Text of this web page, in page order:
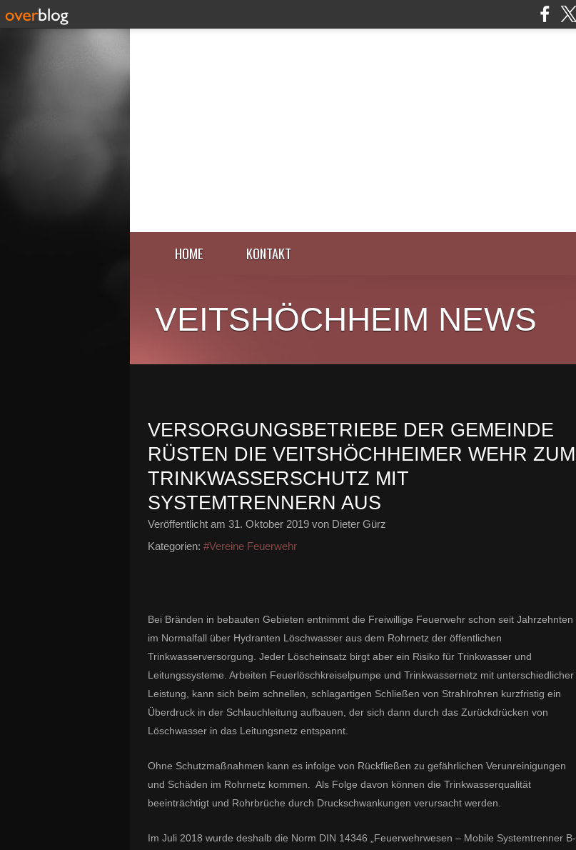
HOME KONTAKT
VEITSHÖCHHEIM NEWS
VERSORGUNGSBETRIEBE DER GEMEINDE
RÜSTEN DIE VEITSHÖCHHEIMER WEHR ZUM
TRINKWASSERSCHUTZ MIT
SYSTEMTRENNERN AUS
Veröffentlicht am 31. Oktober 2019 von Dieter Gürz
Kategorien: #Vereine Feuerwehr
Bei Bränden in bebauten Gebieten entnimmt die Freiwillige Feuerwehr schon seit Jahrzehnten
im Normalfall über Hydranten Löschwasser aus dem Rohrnetz der öffentlichen
Trinkwasserversorgung. Jeder Löscheinsatz birgt aber ein Risiko für Trinkwasser und
Leitungssysteme. Arbeiten Feuerlöschkreiselpumpe und Trinkwassernetz mit unterschiedlicher
Leistung, kann sich beim schnellen, schlagartigen Schließen von Strahlrohren kurzfristig ein
Überdruck in der Schlauchleitung aufbauen, der sich dann durch das Zurückdrücken von
Löschwasser in das Leitungsnetz entspannt.
Ohne Schutzmaßnahmen kann es infolge von Rückfließen zu gefährlichen Verunreinigungen
und Schäden im Rohrnetz kommen.
Als Folge davon können die Trinkwasserqualität
beeinträchtigt und Rohrbrüche durch Druckschwankungen verursacht werden.
Im Juli 2018 wurde deshalb die Norm DIN 14346 „Feuerwehrwesen – Mobile Systemtrenner B-